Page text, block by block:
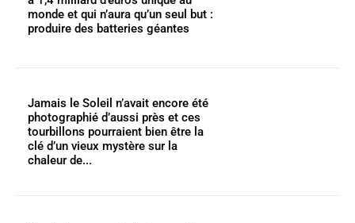
monde et qui n’aura qu’un seul but :
produire des batteries géantes
Jamais le Soleil n’avait encore été
photographié d’aussi près et ces
tourbillons pourraient bien être la
clé d’un vieux mystère sur la
chaleur de...